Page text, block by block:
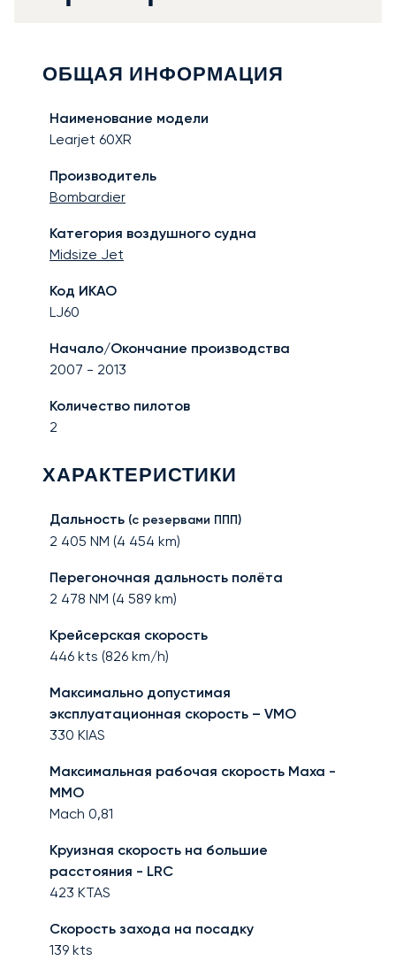
ОБЩАЯ ИНФОРМАЦИЯ
Наименование модели
Learjet 60XR
Производитель
Bombardier
Категория воздушного судна
Midsize Jet
Код ИКАО
LJ60
Начало/Окончание производства
2007 - 2013
Количество пилотов
2
ХАРАКТЕРИСТИКИ
Дальность (с резервами ППП)
2 405 NM (4 454 km)
Перегоночная дальность полёта
2 478 NM (4 589 km)
Крейсерская скорость
446 kts (826 km/h)
Максимально допустимая
эксплуатационная скорость – VMO
330 KIAS
Максимальная рабочая скорость Маха -
MMO
Mach 0,81
Круизная скорость на большие
расстояния - LRC
423 KTAS
Скорость захода на посадку
139 kts